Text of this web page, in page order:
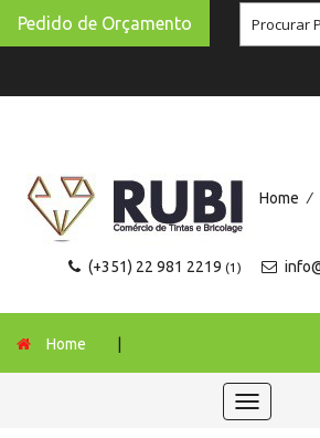
Pedido de Orçamento
Home /
(+351) 22 981 2219 (1)
Home
Toggle
navigation